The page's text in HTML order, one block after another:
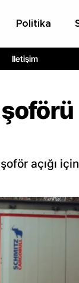
Politika
İletişim
açığı